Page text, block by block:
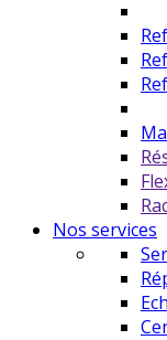
Nos services